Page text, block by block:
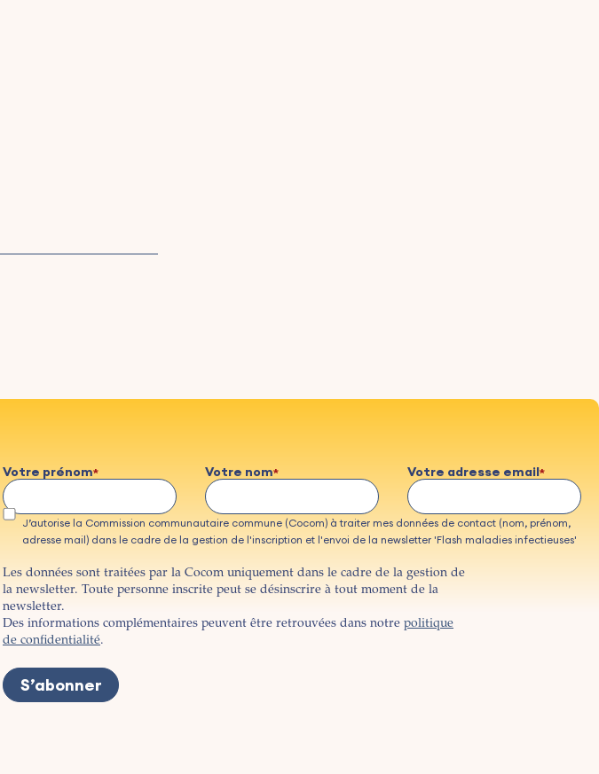
Votre prénom Votre nom Votre adresse email
J’autorise la Commission communautaire commune (Cocom) à traiter mes données de contact (nom, prénom,
adresse mail) dans le cadre de la gestion de l'inscription et l'envoi de la newsletter 'Flash maladies infectieuses'
Les données sont traitées par la Cocom uniquement dans le cadre de la gestion de
la newsletter. Toute personne inscrite peut se désinscrire à tout moment de la
newsletter.
Des informations complémentaires peuvent être retrouvées dans notre politique
de confidentialité.